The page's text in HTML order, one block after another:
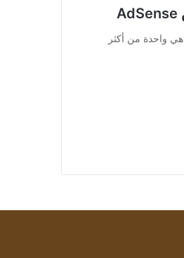
عندما يتعلق الأمر بتحقيق الدخل من موقع ويب من خلال الإعلانات، فإن Google AdSense هي واحدة من أكثر